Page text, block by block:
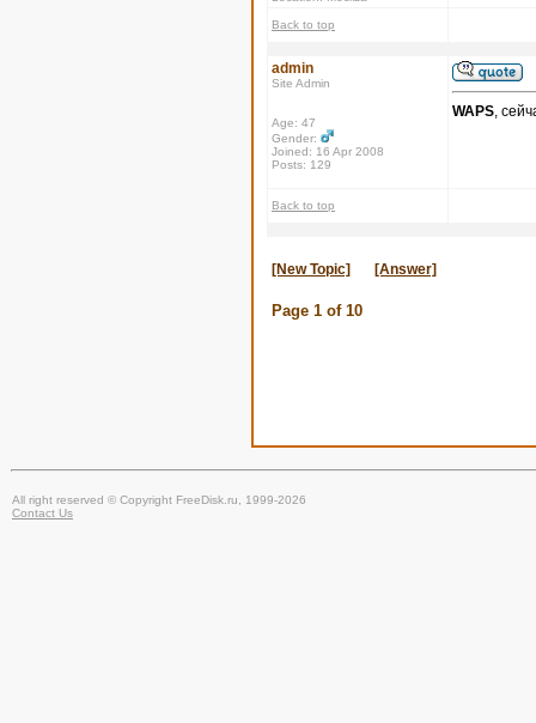
Back to top
admin
Site Admin
Age: 47
Gender:
Joined: 16 Apr 2008
Posts: 129
WAPS,
Back to top
[New Topic] [Answer]
Page 1 of 10
All right reserved © Copyright FreeDisk.ru, 1999-2026
Contact Us